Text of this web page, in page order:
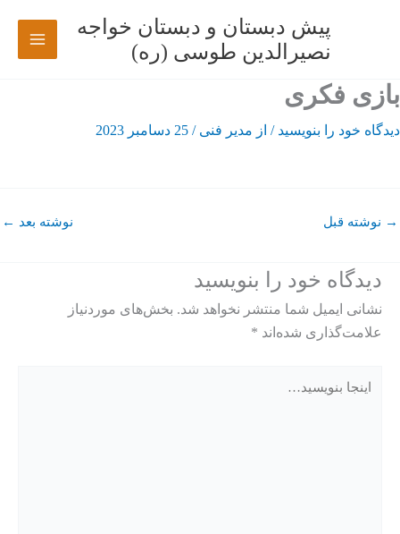
پیش دبستان و دبستان خواجه
نصیرالدین طوسی (ره)
بازی فکری
دیدگاه‌ خود را بنویسید / از مدیر فنی/ 25 دسامبر 2023
→ نوشته قبل نوشته بعد ←
دیدگاه‌ خود را بنویسید
نشانی ایمیل شما منتشر نخواهد شد. بخش‌های موردنیاز
علامت‌گذاری شده‌اند *
بنویسید…